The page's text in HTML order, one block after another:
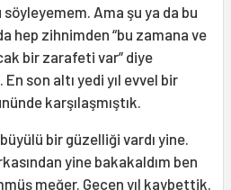
Ama şu ya da bu
hep zihnimden “bu zamana ve
bir zarafeti var” diye
son altı yedi yıl evvel bir
karşılaşmıştık.
bir güzelliği vardı yine.
yine bakakaldım ben
meğer. Geçen yıl kaybettik.